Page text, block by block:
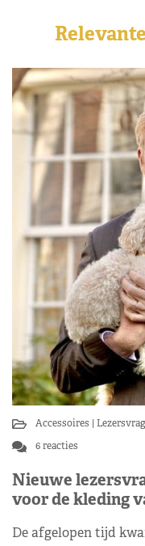
Accessoires
6 reacties
Nieuwe
voor de kleding
De afgelopen tijd